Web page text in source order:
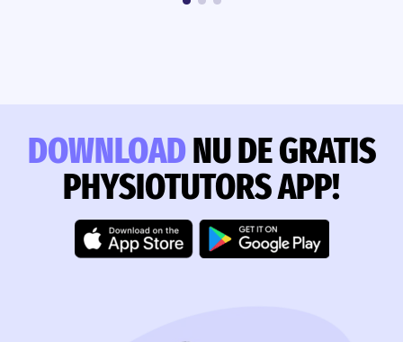
DOWNLOADNU DE GRATIS
PHYSIOTUTORS APP!